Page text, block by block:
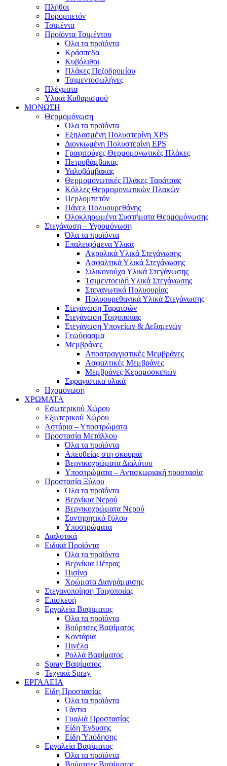
Πλήθοι
Πορομπετόν
Τσιμέντα
Προϊόντα Τσιμέντου
Όλα τα προϊόντα
Κράσπεδα
Κυβόλιθοι
Πλάκες Πεζοδρομίου
Τσιμεντοσωλήνες
Πλέγματα
Υλικά Καθαρισμού
ΜΟΝΩΣΗ
Θερμομόνωση
Όλα τα προϊόντα
Εξηλασμένη Πολυστερίνη XPS
Διογκωμένη Πολυστερίνη EPS
Γραφιτούχες Θερμομονωτικές Πλάκες
Πετροβάμβακας
Υαλοβάμβακας
Θερμομονωτικές Πλάκες Ταράτσας
Κόλλες Θερμομονωτικών Πλακών
Περλομπετόν
Πάνελ Πολυουρεθάνης
Ολοκληρωμένα Συστήματα Θερμομόνωσης
Στεγάνωση – Υγρομόνωση
Όλα τα προϊόντα
Επαλειφόμενα Υλικά
Ακρυλικά Υλικά Στεγάνωσης
Ασφαλτικά Υλικά Στεγάνωσης
Σιλικονούχα Υλικά Στεγάνωσης
Τσιμεντοειδή Υλικά Στεγάνωσης
Στεγανωτικά Πολυουρίας
Πολυουρεθανικά Υλικά Στεγάνωσης
Στεγάνωση Ταρατσών
Στεγάνωση Τοιχοποιίας
Στεγάνωση Υπογείων & Δεξαμενών
Γεωύφασμα
Μεμβράνες
Αποστραγγιστικές Μεμβράνες
Ασφαλτικές Μεμβράνες
Μεμβράνες Κεραμοσκεπών
Σφραγιστικα υλικά
Ηχομόνωση
ΧΡΩΜΑΤΑ
Εσωτερικού Χώρου
Εξωτερικού Χώρου
Αστάρια – Υποστρώματα
Προστασία Μετάλλου
Όλα τα προϊόντα
Απευθείας στη σκουριά
Βερνικοχρώματα Διαλύτου
Υποστρώματα – Αντισκωριακή προστασία
Προστασία Ξύλου
Όλα τα προϊόντα
Βερνίκια Νερού
Βερνικοχρώματα Νερού
Συντηρητικό ξύλου
Υποστρώματα
Διαλυτικά
Ειδικά Προϊόντα
Όλα τα προϊόντα
Βερνίκια Πέτρας
Πισίνα
Χρώματα Διαγράμμισης
Στεγανοποίηση Τοιχοποιίας
Επισκευή
Εργαλεία Βαψίματος
Όλα τα προϊόντα
Βούρτσες Βαψίματος
Κοντάρια
Πινέλα
Ρολλά Βαψίματος
Spray Βαψίματος
Τεχνικά Spray
ΕΡΓΑΛΕΙΑ
Είδη Προστασίας
Όλα τα προϊόντα
Γάντια
Γυαλιά Προστασίας
Είδη Ένδυσης
Είδη Ύπόδησης
Εργαλεία Βαψίματος
Όλα τα προϊόντα
Βούρτσες Βαψίματος